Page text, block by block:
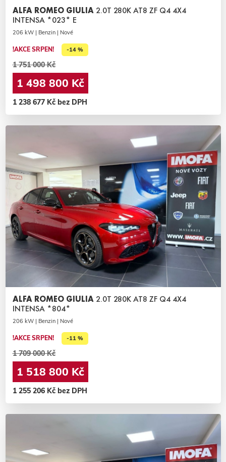
ALFA ROMEO GIULIA 2.0T 280K AT8 ZF Q4 4X4
INTENSA *023* E
206 kW | Benzin | Nové
!AKCE SRPEN! -14 %
1 751 000 Kč
1 498 800 Kč
1 238 677 Kč bez DPH
ALFA ROMEO GIULIA 2.0T 280K AT8 ZF Q4 4X4
INTENSA *804*
206 kW | Benzin | Nové
!AKCE SRPEN! -11 %
1 709 000 Kč
1 518 800 Kč
1 255 206 Kč bez DPH